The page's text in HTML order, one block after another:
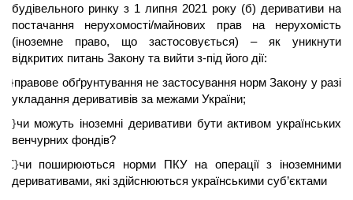
будівельного ринку з 1 липня 2021 року (б) деривативи на
постачання нерухомості/майнових прав на нерухомість
(іноземне право, що застосовується) – як уникнути
відкритих питань Закону та вийти з-під його дії:
правове обґрунтування не застосування норм Закону у разі
укладання деривативів за межами України;
{C}чи можуть іноземні деривативи бути активом українських
венчурних фондів?
{C}чи поширюються норми ПКУна операції з іноземними
деривативами, які здійснюються українськими суб’єктами